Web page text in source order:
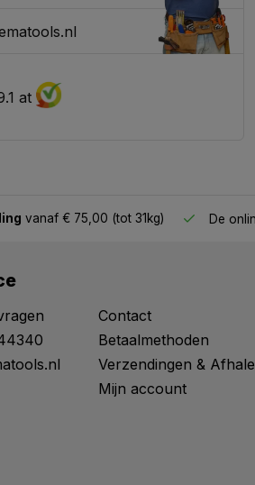
at
vanaf € 75,00 (tot 31kg) De
Contact
Betaalmethoden
Verzendingen &
Mijn account